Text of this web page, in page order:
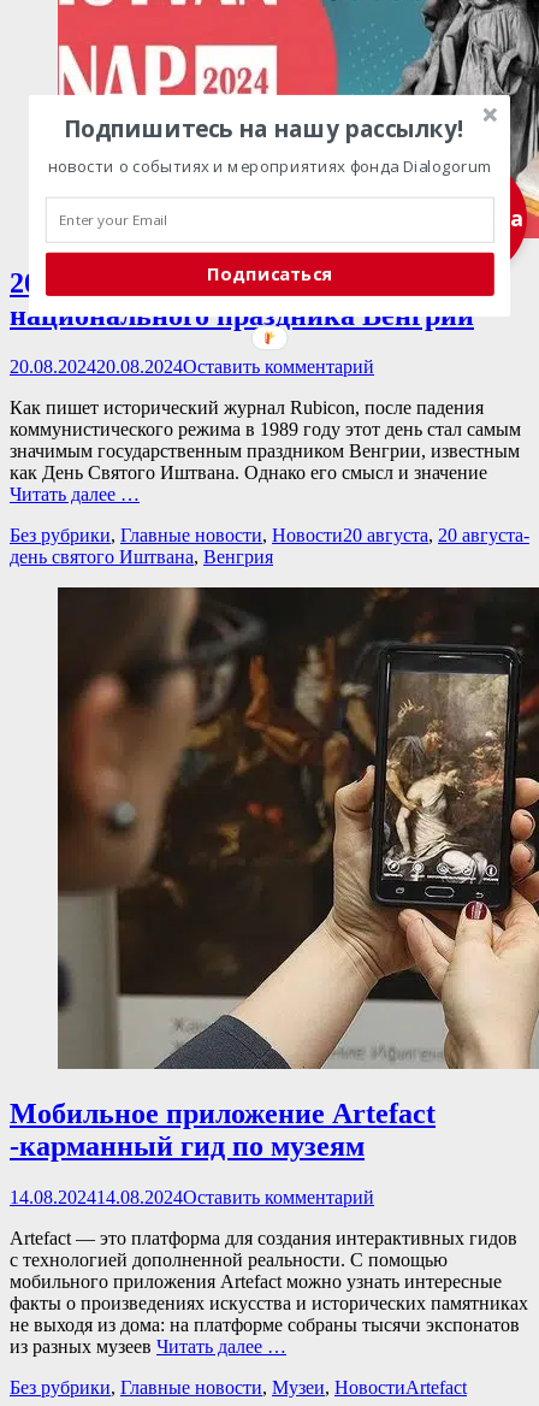
20 августа – от религиозного до
национального праздника Венгрии
Опубликовано
20.08.202420.08.2024Оставить комментарий
Как пишет исторический журнал Rubicon, после падения
коммунистического режима в 1989 году этот день стал самым
значимым государственным праздником Венгрии, известным
как День Святого Иштвана. Однако его смысл и значение
Читать далее …
Категории
Без рубрики, Главные новости, НовостиТеги
20 августа, 20 августа-
день святого Иштвана, Венгрия
Мобильное приложение Artefact
-карманный гид по музеям
Опубликовано
14.08.202414.08.2024Оставить комментарий
Artefact — это платформа для создания интерактивных гидов
с технологией дополненной реальности. С помощью
мобильного приложения Artefact можно узнать интересные
факты о произведениях искусства и исторических памятниках
не выходя из дома: на платформе собраны тысячи экспонатов
из разных музеев Читать далее …
Категории
Без рубрики, Главные новости, Музеи, НовостиТеги
Artefact
Подписка
Подпишитесь на нашу рассылку!
новости о событиях и мероприятиях фонда Dialogorum
Подписаться